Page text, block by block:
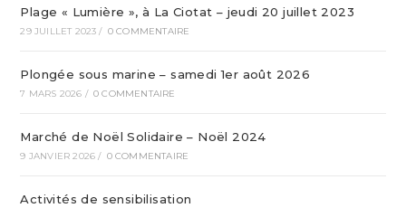
Plage « Lumière », à La Ciotat – jeudi 20 juillet 2023
29 JUILLET 2023 / 0 COMMENTAIRE
Plongée sous marine – samedi 1er août 2026
7 MARS 2026 / 0 COMMENTAIRE
Marché de Noël Solidaire – Noël 2024
9 JANVIER 2026 / 0 COMMENTAIRE
Activités de sensibilisation